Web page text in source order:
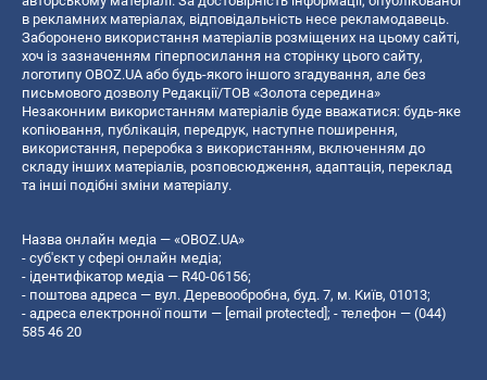
в рекламних матеріалах, відповідальність несе рекламодавець.
Заборонено використання матеріалів розміщених на цьому сайті,
хоч із зазначенням гіперпосилання на сторінку цього сайту,
логотипу OBOZ.UA або будь-якого іншого згадування, але без
письмового дозволу Редакції/ТОВ «Золота середина»
Незаконним використанням матеріалів буде вважатися: будь-яке
копiювання, публiкацiя, передрук, наступне поширення,
використання, переробка з використанням, включенням до
складу інших матеріалів, розповсюдження, адаптація, переклад
та інші подібні зміни матеріалу.
Назва онлайн медіа — «OBOZ.UA»
- суб'єкт у сфері онлайн медіа;
- ідентифікатор медіа — R40-06156;
- поштова адреса — вул. Деревообробна, буд. 7, м. Київ, 01013;
- адреса електронної пошти — [email protected] ; - телефон — (044)
585 46 20